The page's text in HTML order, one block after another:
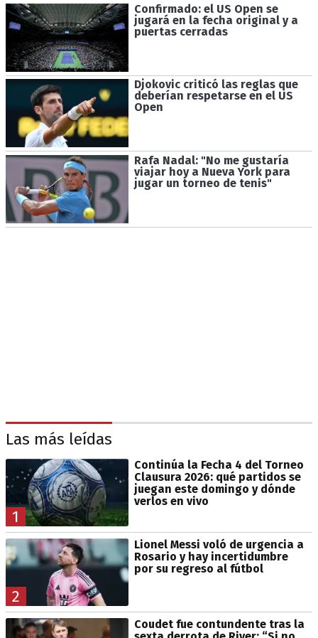
Confirmado: el US Open se
jugará en la fecha original y a
puertas cerradas
Djokovic criticó las reglas que
deberían respetarse en el US
Open
Rafa Nadal: "No me gustaría
viajar hoy a Nueva York para
jugar un torneo de tenis"
Las más leídas
1
Continúa la Fecha 4 del Torneo
Clausura 2026: qué partidos se
juegan este domingo y dónde
verlos en vivo
2
Lionel Messi voló de urgencia a
Rosario y hay incertidumbre
por su regreso al fútbol
Coudet fue contundente tras la